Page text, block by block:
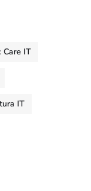
Care IT
IT